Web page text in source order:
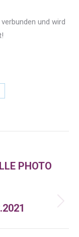
und wird
PHOTO